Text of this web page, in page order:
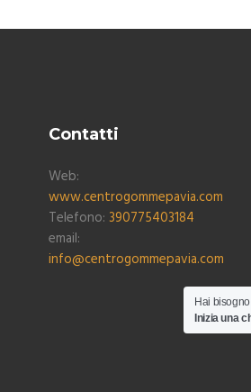
Contatti
Web:
www.centrogommepavia.com
Telefono: 390775403184
email:
info@centrogommepavia.com
Hai
Inizia una